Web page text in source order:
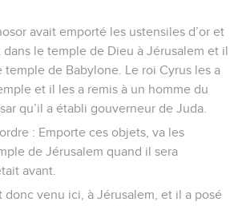
avait emporté les ustensiles d’or et
dans le temple de Dieu à Jérusalem et il
temple de Babylone. Le roi Cyrus les a
et il les a remis à un homme du
qu’il a établi gouverneur de Juda.
: Emporte ces objets, va les
de Jérusalem quand il sera
avant.
donc venu ici, à Jérusalem, et il a posé